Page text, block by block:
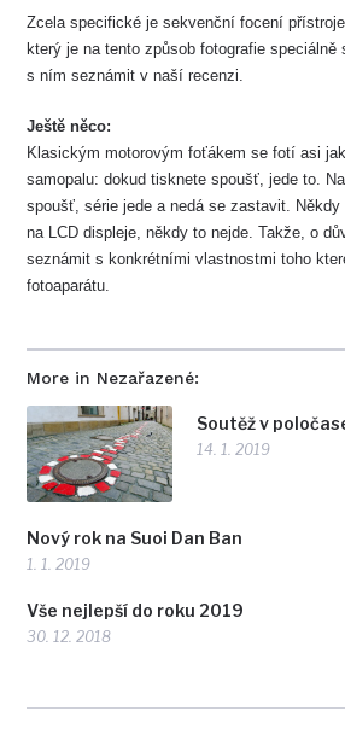
More in Nezařazené:
Soutěž v
14. 1. 2019
Nový rok na Suoi Dan Ban
1. 1. 2019
Vše nejlepší do roku 2019
30. 12. 2018
Zcela specifické je sekvenční focení
který je na tento způsob fotografie
s ním seznámit v naší recenzi.
Ještě něco:
Klasickým motorovým foťákem se fotí asi
samopalu: dokud tisknete spoušť, jede to.
spoušť, série jede a nedá se zastavit.
na LCD displeje, někdy to nejde. Takže, o
seznámit s konkrétními vlastnostmi toho
fotoaparátu.